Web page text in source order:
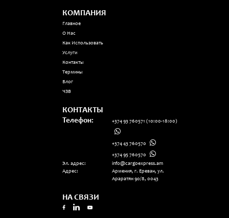
КОМПАНИЯ
Главное
О Нас
Как Использовать
Услуги
Контакты
Термины
Блог
ЧЗВ
КОНТАКТЫ
Телефон: +374 93 760571 (10:00-18:00)
+374 43 760570
+374 95 760570
Эл. адрес:
info@cargoexpress.am
Адрес:
Армения, г. Ереван, ул.
Араратян 90/8, 0043
НА СВЯЗИ